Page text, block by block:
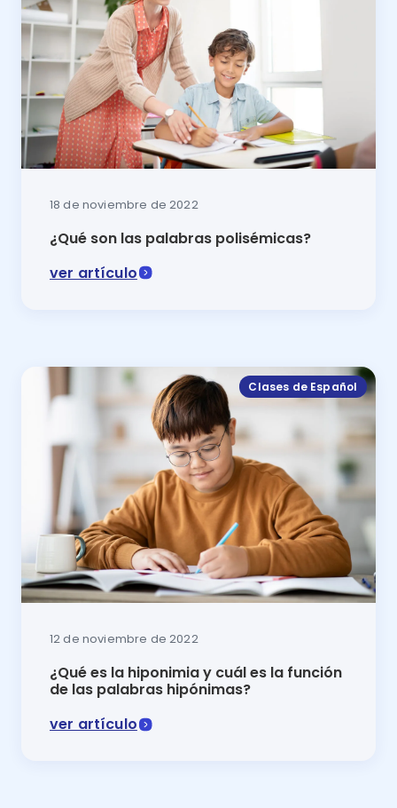
18 de noviembre de 2022
¿Qué son las palabras polisémicas?
ver artículo
Clases de Español
12 de noviembre de 2022
¿Qué es la hiponimia y cuál es la función
de las palabras hipónimas?
ver artículo